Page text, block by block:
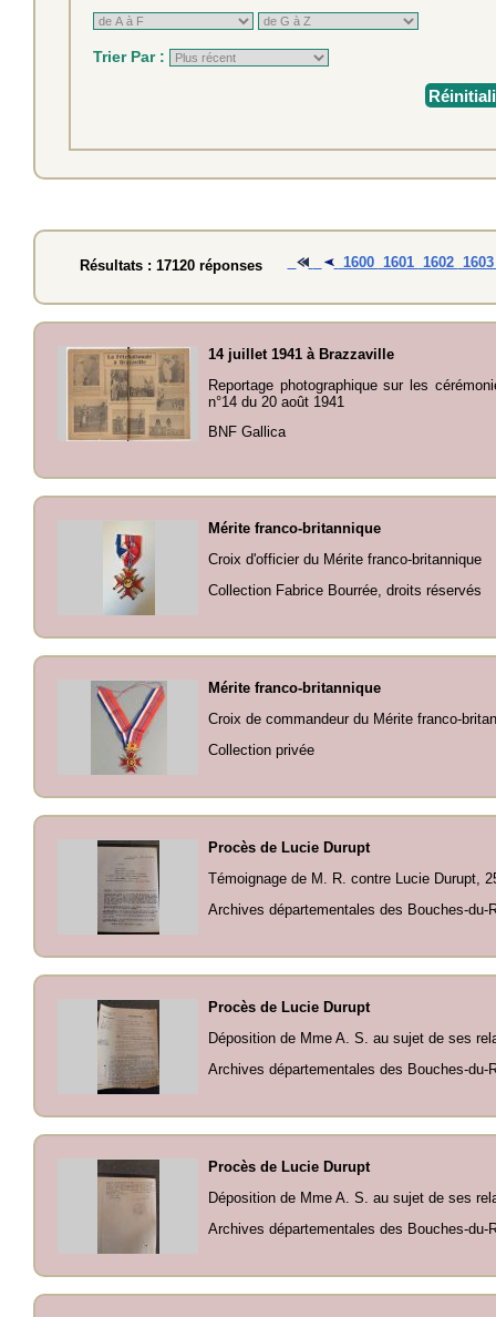
Trier Par :
1600 1601 1602
Résultats : 17120 réponses
14 juillet 1941 à Brazzaville
Reportage photographique sur les
n°14 du 20 août 1941
BNF Gallica
Mérite franco-britannique
Croix d'officier du Mérite franco-britannique
Collection Fabrice Bourrée, droits réservés
Mérite franco-britannique
Croix de commandeur du Mérite franco-
Collection privée
Procès de Lucie Durupt
Témoignage de M. R. contre Lucie Durupt,
Archives départementales des Bouches-du-
Procès de Lucie Durupt
Déposition de Mme A. S. au sujet de ses
Archives départementales des Bouches-du-
Procès de Lucie Durupt
Déposition de Mme A. S. au sujet de ses
Archives départementales des Bouches-du-